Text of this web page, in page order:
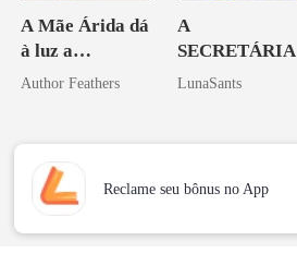
A Mãe Árida dá
à luz a
Sextuplos ao
Author Feathers
A
SECRETÁRIA
LunaSants
Reclame seu bônus no App